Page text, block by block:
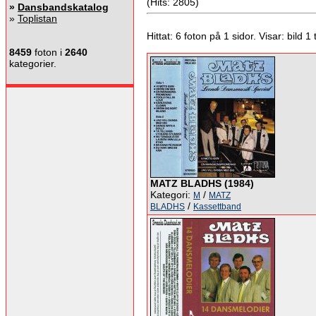
» Dansbandskatalog
» Toplistan
8459 foton i 2640
kategorier.
Hittat: 6 foton på 1 sidor. Visar: bild 1
MATZ BLADHS (1984)
Kategori: M / MATZ
BLADHS / Kassettband